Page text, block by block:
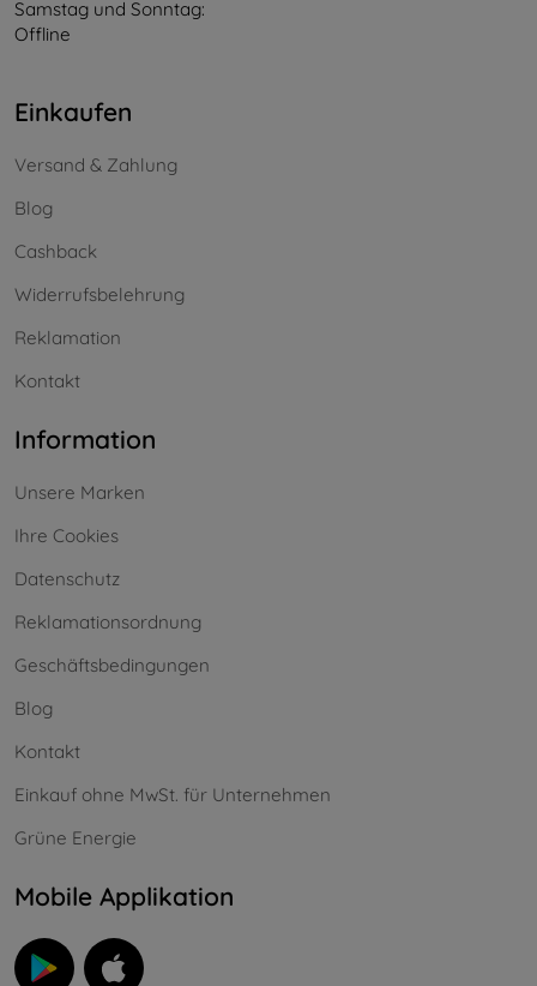
Samstag und Sonntag:
Offline
Einkaufen
Versand & Zahlung
Blog
Cashback
Widerrufsbelehrung
Reklamation
Kontakt
Information
Unsere Marken
Ihre Cookies
Datenschutz
Reklamationsordnung
Geschäftsbedingungen
Blog
Kontakt
Einkauf ohne MwSt. für Unternehmen
Grüne Energie
Mobile Applikation